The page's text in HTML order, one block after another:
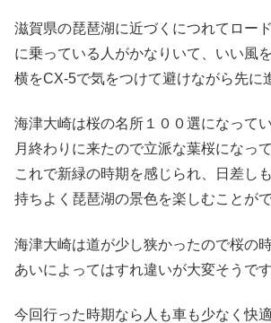
滋賀県の琵琶湖に近づくにつれてロー
に乗っている人がかなりいて、いい風
横をCX-5で気をつけて避けながら先に
海津大崎は桜の名所１００選になって
月終わりに来たので立派な葉桜になっ
これで新緑の時期を感じられ、日差し
持ちよく琵琶湖の景色を楽しむことがで
海津大崎は道が少し狭かったので桜の
あいによってはすれ違いが大変そうです
今回行った時期なら人も車も少なく快